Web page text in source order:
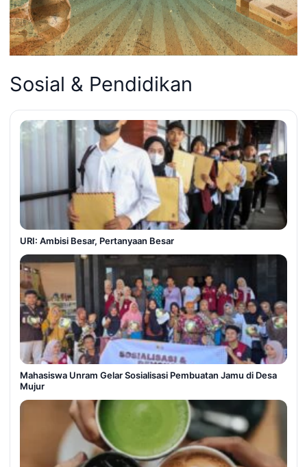
Sosial & Pendidikan
URI: Ambisi Besar, Pertanyaan Besar
Mahasiswa Unram Gelar Sosialisasi Pembuatan Jamu di Desa
Mujur